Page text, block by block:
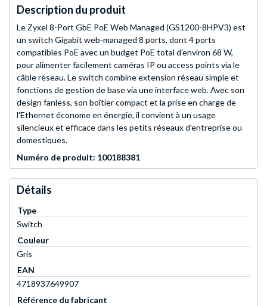
Description du produit
Le Zyxel 8-Port GbE PoE Web Managed (GS1200-8HPV3) est
un switch Gigabit web-managed 8 ports, dont 4 ports
compatibles PoE avec un budget PoE total d'environ 68 W,
pour alimenter facilement caméras IP ou access points via le
câble réseau. Le switch combine extension réseau simple et
fonctions de gestion de base via une interface web. Avec son
design fanless, son boîtier compact et la prise en charge de
l'Ethernet économe en énergie, il convient à un usage
silencieux et efficace dans les petits réseaux d'entreprise ou
domestiques.
Numéro de produit: 100188381
Détails
Type
Switch
Couleur
Gris
EAN
4718937649907
Référence du fabricant